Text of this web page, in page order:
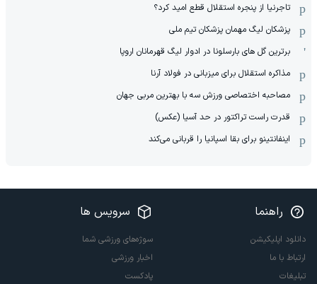
تاجرنیا از پنجره استقلال قطع امید کرد؟
پزشکان لیگ مهمان پزشکان تیم ملی
برترین گل های بارسلونا در ادوار لیگ قهرمانان اروپا
مذاکره استقلال برای میزبانی در فولاد آرنا
مصاحبه اختصاصی ورزش سه با بهترین مربی جهان
قدرت راست تراکتور در حد آسیا (عکس)
اینفانتینو برای بقا اسپانیا را قربانی می‌کند
راهنما
دانلود اپلیکیشن
ارتباط با ما
تبلیغات
سرویس ها
سوژه‌های ورزشی شما
اخبار ورزشی
پادکست